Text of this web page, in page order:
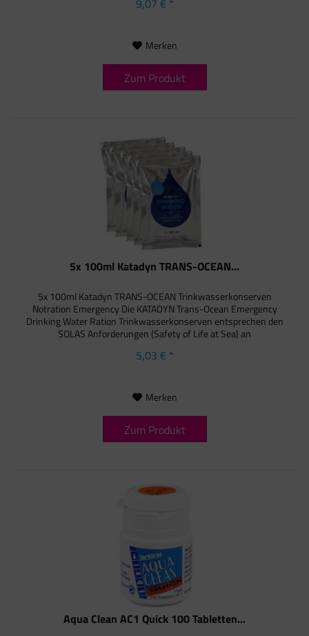
Merken
Zum Produkt
5x 100ml Katadyn TRANS-OCEAN...
5x 100ml Katadyn TRANS-OCEAN Trinkwasserkonserven
Notration Emergency Die KATADYN Trans-Ocean Emergency
Drinking Water Ration Trinkwasserkonserven entsprechen den
SOLAS Anforderungen (Safety of Life at Sea) an
5,03 € *
Merken
Zum Produkt
Aqua Clean AC1 Quick 100 Tabletten...